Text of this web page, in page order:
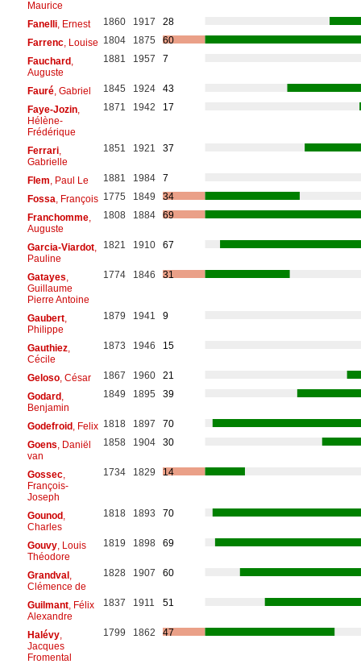
Maurice
Fanelli, Ernest 1860 1917
28
Farrenc, Louise 1804 1875
60
Fauchard,
Auguste
1881 1957 7
Fauré, Gabriel 1845 1924
43
Faye-Jozin,
Hélène-
Frédérique
1871 1942 17
Ferrari,
Gabrielle
1851 1921 37
Flem , Paul Le 1881 1984
7
Fossa , François 1775 1849
34
Franchomme,
Auguste
1808 1884 69
Garcia-Viardot,
Pauline
1821 1910 67
Gatayes
Guillaume
Pierre Antoine
1774 1846 31
Gaubert,
Philippe
1879 1941 9
Gauthiez,
Cécile
1873 1946 15
Geloso, César 1867 1960
21
Godard,
Benjamin
1849 1895 39
Godefroid, Felix 1818 1897
70
Goens , Daniël
van
1858 1904 30
Gossec,
François-
Joseph
1734 1829 14
Gounod,
Charles
1818 1893 70
Gouvy, Louis
Théodore
1819 1898 69
Grandval,
Clémence de
1828 1907 60
Guilmant, Félix
Alexandre
1837 1911 51
Halévy,
Jacques
Fromental
1799 1862 47